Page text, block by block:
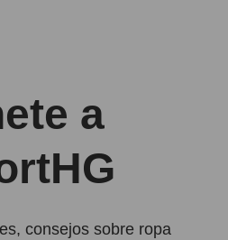
a
consejos sobre ropa